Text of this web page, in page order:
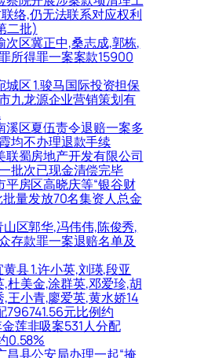
络,仍无法联系对应权利
二批)
次区冀正中,桑志成,郭栋,
所得罪一案案款15900
区 1.骏马国际投资担保
九龙源企业营销策划有
溪区夏伍责令退赔一案多
均不办理退款手续
联蜀房地产开发有限公司
批次已现金清偿完毕
平房区高晓庆等“银谷财
量发放70名集资人总金
区郭华,冯伟伟,陈俊秀,
存款罪一案退赔名单及
县 1.许小英,刘瑛,段亚
杜美金,涂群英,邓爱珍,胡
王小青,廖爱英,黄水娇14
796741.56元比例约
莲非吸案531人分配
0.58%
昌县公安局办理一起“掩